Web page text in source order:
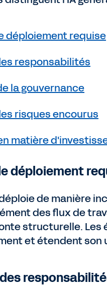
déploiement requise
responsabilités
la gouvernance
risques encourus
matière
déploiement
de manière
des flux de
structurelle. Les
et étendent son